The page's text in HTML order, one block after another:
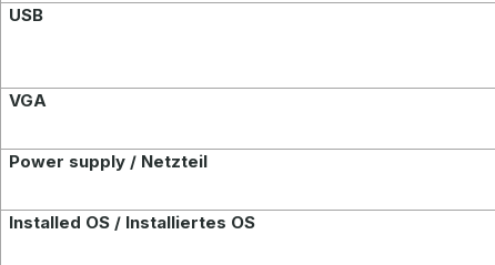
USB
VGA
Power supply / Netzteil
Installed OS / Installiertes OS